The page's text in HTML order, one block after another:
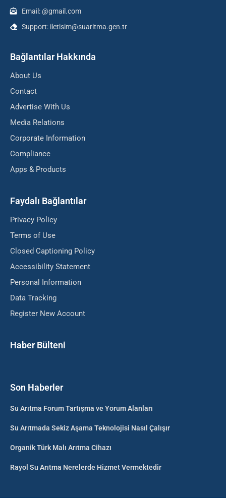
Email: @gmail.com
Support: iletisim@suaritma.gen.tr
Bağlantılar Hakkında
About Us
Contact
Advertise With Us
Media Relations
Corporate Information
Compliance
Apps & Products
Faydalı Bağlantılar
Privacy Policy
Terms of Use
Closed Captioning Policy
Accessibility Statement
Personal Information
Data Tracking
Register New Account
Haber Bülteni
Son Haberler
Su Arıtma Forum Tartışma ve Yorum Alanları
Su Arıtmada Sekiz Aşama Teknolojisi Nasıl Çalışır
Organik Türk Malı Arıtma Cihazı
Rayol Su Arıtma Nerelerde Hizmet Vermektedir